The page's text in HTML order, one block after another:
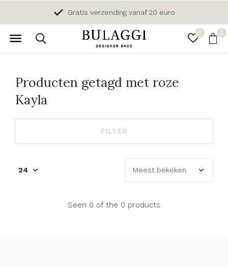
0 0
Gratis verzending vanaf 20 euro
Producten getagd met roze
Kayla
FILTER
Seen 0 of the 0 products